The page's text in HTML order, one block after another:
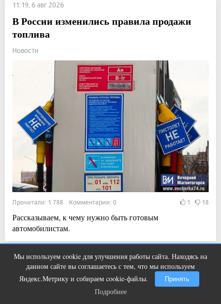
11:19, 6 авг 2026
В России изменились правила продажи
топлива
Новости
Прочитали: 1 788 Комментарии: 0 1 18
Рассказываем, к чему нужно быть готовым
автомобилистам.
Показать ещё
Мы используем cookie для улучшения работы сайта. Находясь на
данном сайте вы соглашаетесь с тем, что мы используем
Яндекс.Метрику и собираем cookie-файлы.
Принять
Подробнее
Ролик длится пару секунд, но вы
будете в шоке от увиденного
Подробнее